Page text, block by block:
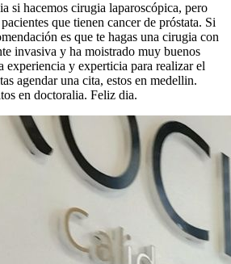
si hacemos cirugia laparoscópica, pero
que tienen cancer de próstata. Si
es que te hagas una cirugia con
invasiva y ha moistrado muy buenos
experiencia y experticia para realizar el
agendar una cita, estos en medellin.
en doctoralia. Feliz dia.